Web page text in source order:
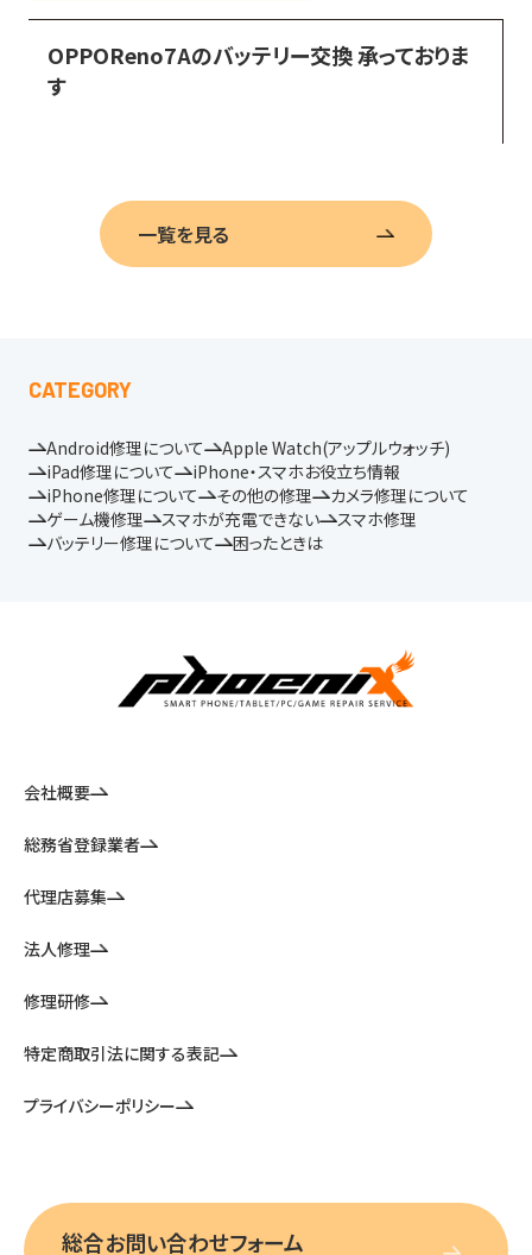
OPPOReno7Aのバッテリー交換 承っておりま
す
一覧を見る
CATEGORY
Android修理について
Apple Watch(アップルウォッチ)
iPad修理について
iPhone・スマホお役立ち情報
iPhone修理について
その他の修理
カメラ修理について
ゲーム機修理
スマホが充電できない
スマホ修理
バッテリー修理について
困ったときは
会社概要
総務省登録業者
代理店募集
法人修理
修理研修
特定商取引法に関する表記
プライバシーポリシー
総合お問い合わせフォーム